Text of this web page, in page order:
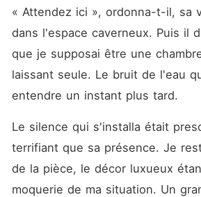
« Attendez ici », ordonna-t-il, sa
dans l'espace caverneux. Puis il
que je supposai être une
laissant seule. Le bruit de l'eau
entendre un instant plus tard.
Le silence qui s'installa était
terrifiant que sa présence. Je
de la pièce, le décor luxueux
moquerie de ma situation. Un